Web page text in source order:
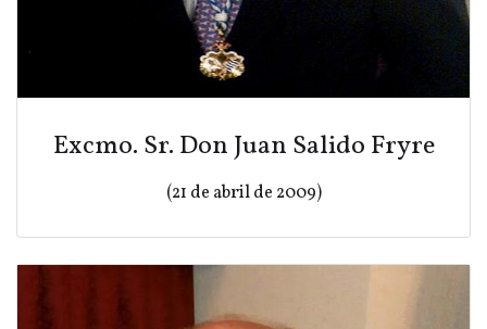
Excmo. Sr. Don Juan Salido Fryre
(21 de abril de 2009)